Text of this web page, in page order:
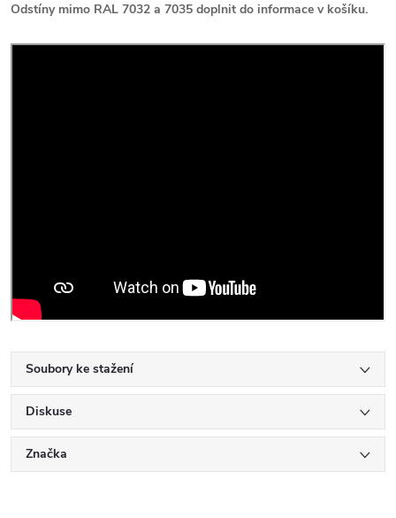
Odstíny mimo RAL 7032 a 7035 doplnit do informace v košíku.
Soubory ke stažení
Diskuse
Značka